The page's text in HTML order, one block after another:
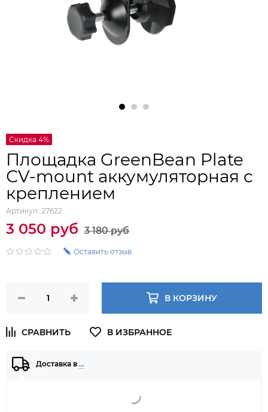
Скидка 4%
Площадка GreenBean Plate
СV-mount аккумуляторная с
креплением
Артикул: 27622
3 050 руб 3 180 руб
Оставить отзыв
В КОРЗИНУ
Доставка в …